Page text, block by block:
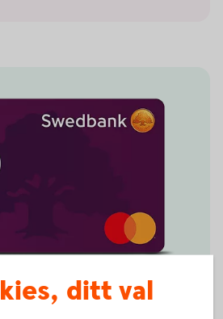
ditt val